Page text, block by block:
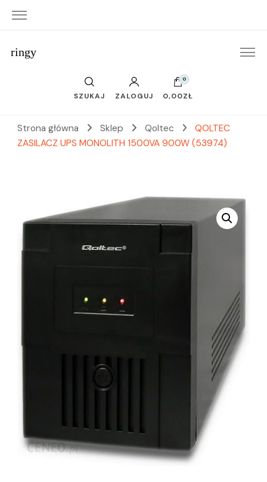
ringy
SZUKAJ ZALOGUJ
0
0,00ZŁ
Strona główna Sklep Qoltec
QOLTEC
ZASILACZ UPS MONOLITH 1500VA 900W (53974)